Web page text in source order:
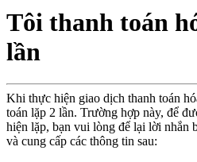
Tôi thanh toán
lần
Khi thực hiện giao dịch thanh toán
toán lặp 2 lần. Trường hợp này, để
hiện lặp, bạn vui lòng để lại lời nhắn
và cung cấp các thông tin sau: